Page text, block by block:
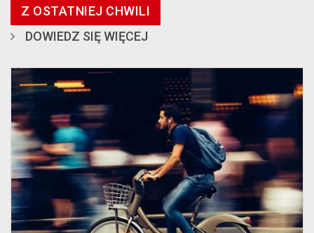
Z OSTATNIEJ CHWILI
DOWIEDZ SIĘ WIĘCEJ